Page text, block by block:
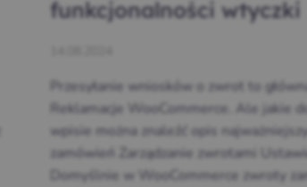
funkcjonalności wtyczki
Przesyłanie wniosków o zwrot to
Reklamacje WooCommerce. Ale jakie
wpisie można znaleźć opis
zamówień Zarządzanie zwrotami
Domyślnie w WooCommerce zwroty